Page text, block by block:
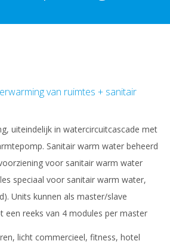
van ruimtes + sanitair
uiteindelijk in watercircuitcascade met
Sanitair warm water beheerd
voor sanitair warm water
speciaal voor sanitair warm water,
Units kunnen als master/slave
een reeks van 4 modules per master
licht commercieel, fitness, hotel